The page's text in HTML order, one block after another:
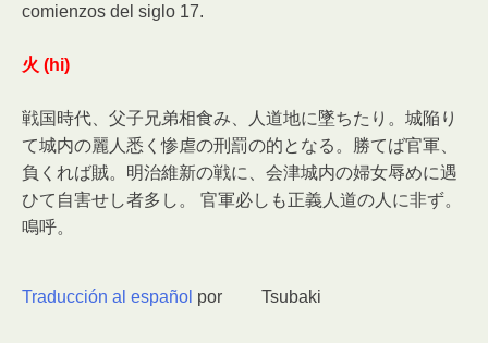
comienzos del siglo 17.
火 (hi)
戦国時代、父子兄弟相食み、人道地に墜ちたり。城陥り
て城内の麗人悉く惨虐の刑罰の的となる。勝てば官軍、
負くれば賊。明治維新の戦に、会津城内の婦女辱めに遇
ひて自害せし者多し。 官軍必しも正義人道の人に非ず。
鳴呼。
Traducción al español por Tsubaki